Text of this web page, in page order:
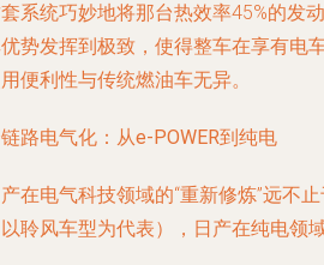
系统巧妙地将那台热效率45%的发
势发挥到极致，使得整车在享有电
便利性与传统燃油车无异。
路电气化：从e-POWER到纯电
在电气科技领域的“重新修炼”远不
聆风车型为代表），日产在纯电领